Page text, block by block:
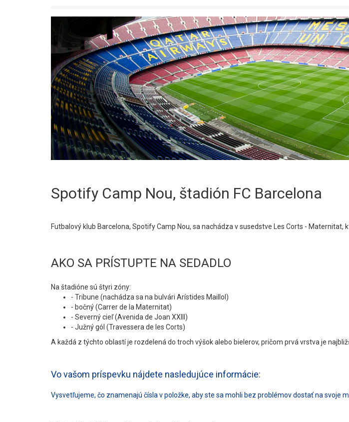
Spotify Camp Nou, štadión FC Barcelona
Futbalový klub Barcelona, Spotify Camp Nou, sa nachádza v susedstve Les Corts -
AKO SA PRÍSTUPTE NA SEDADLO
Na štadióne sú štyri zóny:
- Tribune (nachádza sa na bulvári Arístides Maillol)
- bočný (Carrer de la Maternitat)
- Severný cieľ (Avenida de Joan XXIII)
- Južný gól (Travessera de les Corts)
A každá z týchto oblastí je rozdelená do troch výšok alebo bielerov, pričom prvá vrstva je
Vo vašom príspevku nájdete nasledujúce informácie:
Vysvetľujeme, čo znamenajú čísla v položke, aby ste sa mohli bez problémov dostať na svoje